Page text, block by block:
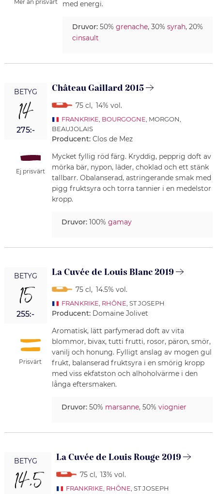
Mer än prisvärt
med energi.
Druvor:50% grenache, 30% syrah, 20%
cinsault
BETYG
14
275:-
Ej prisvärt
Château Gaillard 2015
75 cl, 14% vol.
FRANKRIKE BOURGOGNE , MORGON,
BEAUJOLAIS
Producent: Clos de Mez
Mycket fyllig röd färg. Kryddig, pepprig doft av
mörka bär, nypon, läder, choklad och ett stänk
tallbarr. Obalanserad, astringerande smak med
pigg fruktsyra och torra tannier i en medelstor
kropp.
Druvor:100% gamay
BETYG
15
255:-
Prisvärt
La Cuvée de Louis Blanc 2019
75 cl, 14.5% vol.
FRANKRIKE RHÔNE , ST JOSEPH
Producent: Domaine Jolivet
Aromatisk, lätt parfymerad doft av vita
blommor, bivax, tutti frutti, rosor, päron, smör,
vanilj och honung. Fylligt anslag av mogen gul
frukt, balanserad fruktsyra i en smörig kropp
med viss ekfatston och alhoholvärme i den
långa eftersmaken.
Druvor:50% marsanne, 50% viognier
BETYG
14,5
La Cuvée de Louis Rouge 2019
75 cl, 13% vol.
FRANKRIKE RHÔNE , ST JOSEPH